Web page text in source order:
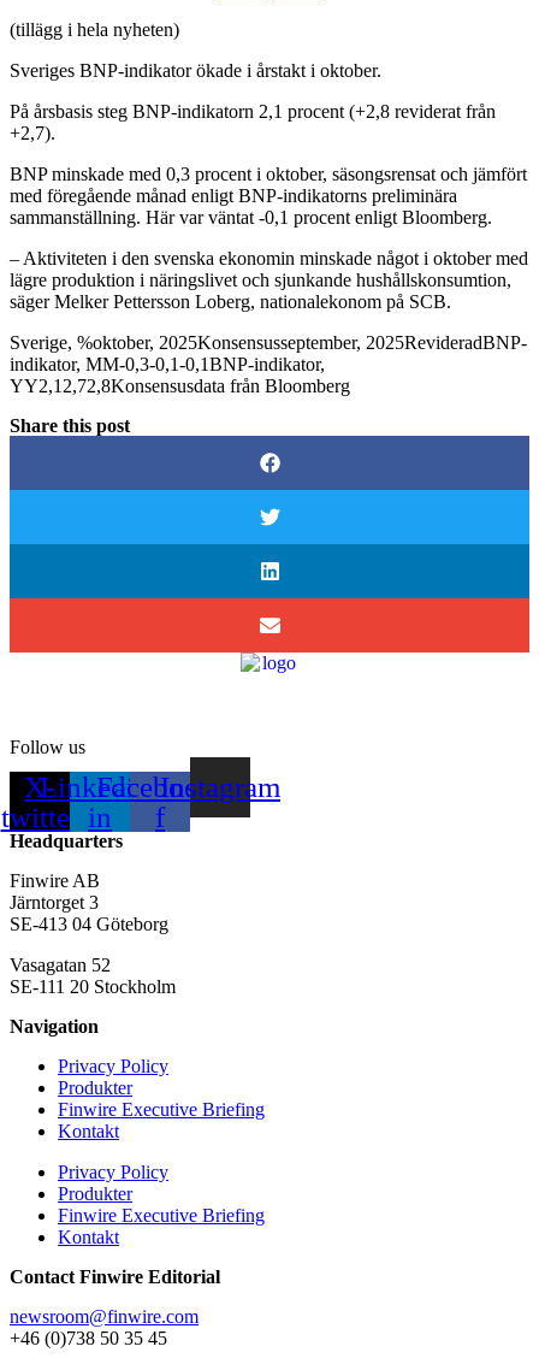
(tillägg i hela nyheten)
Sveriges BNP-indikator ökade i årstakt i oktober.
På årsbasis steg BNP-indikatorn 2,1 procent (+2,8 reviderat från
+2,7).
BNP minskade med 0,3 procent i oktober, säsongsrensat och jämfört
med föregående månad enligt BNP-indikatorns preliminära
sammanställning. Här var väntat -0,1 procent enligt Bloomberg.
– Aktiviteten i den svenska ekonomin minskade något i oktober med
lägre produktion i näringslivet och sjunkande hushållskonsumtion,
säger Melker Pettersson Loberg, nationalekonom på SCB.
Sverige, %oktober, 2025Konsensusseptember, 2025RevideradBNP-
indikator, MM-0,3-0,1-0,1BNP-indikator,
YY2,12,72,8Konsensusdata från Bloomberg
Share this post
Follow us
X-
twitter
Linkedin-
in
Facebook-
f
Instagram
Headquarters
Finwire AB
Järntorget 3
SE-413 04 Göteborg
Vasagatan 52
SE-111 20 Stockholm
Navigation
Privacy Policy
Produkter
Finwire Executive Briefing
Kontakt
Privacy Policy
Produkter
Finwire Executive Briefing
Kontakt
Contact Finwire Editorial
newsroom@finwire.com
+46 (0)738 50 35 45